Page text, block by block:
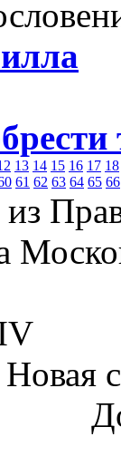
13 14 15 16 17 18
61 62 63 64 65 66
Новая